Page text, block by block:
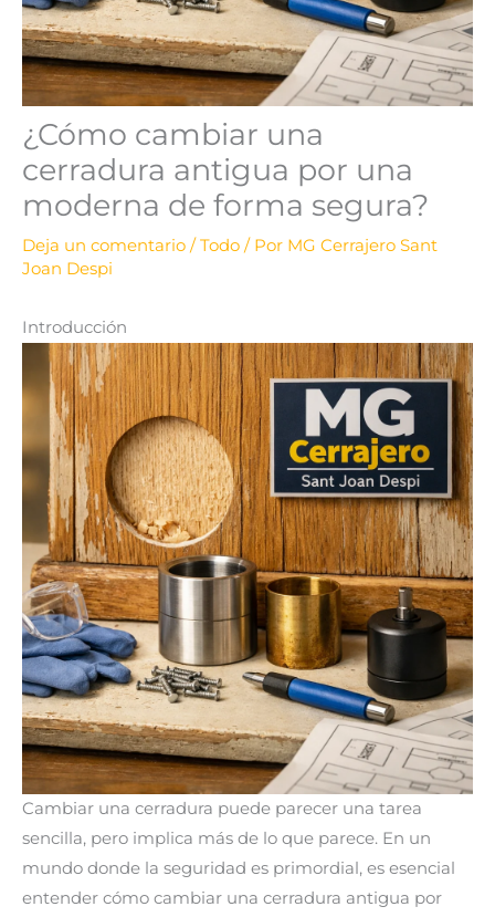
¿Cómo cambiar una
cerradura antigua por una
moderna de forma segura?
Deja un comentario /Todo / Por MG Cerrajero Sant
Joan Despi
Introducción
Cambiar una cerradura puede parecer una tarea
sencilla, pero implica más de lo que parece. En un
mundo donde la seguridad es primordial, es esencial
entender cómo cambiar una cerradura antigua por